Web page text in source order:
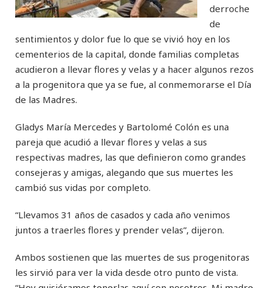
derroche
de
sentimientos y dolor fue lo que se vivió hoy en los
cementerios de la capital, donde familias completas
acudieron a llevar flores y velas y a hacer algunos rezos
a la progenitora que ya se fue, al conmemorarse el Día
de las Madres.
Gladys María Mercedes y Bartolomé Colón es una
pareja que acudió a llevar flores y velas a sus
respectivas madres, las que definieron como grandes
consejeras y amigas, alegando que sus muertes les
cambió sus vidas por completo.
“Llevamos 31 años de casados y cada año venimos
juntos a traerles flores y prender velas”, dijeron.
Ambos sostienen que las muertes de sus progenitoras
les sirvió para ver la vida desde otro punto de vista.